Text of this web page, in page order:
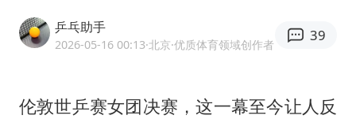
台当局重金为“台独”织“皇帝新衣”
酒店回应车内过夜被收150元
乒乓助手
2026-05-16 00:13·北京·优质体育领域创作者
39
伦敦世乒赛女团决赛，这一幕至今让人反